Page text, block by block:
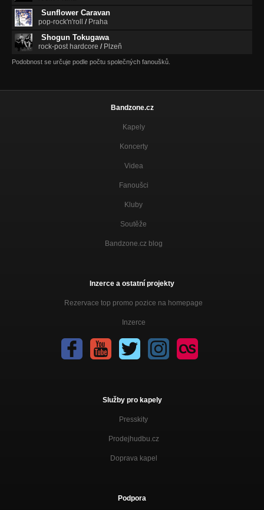
Sunflower Caravan
pop-rock'n'roll / Praha
Shogun Tokugawa
rock-post hardcore / Plzeň
Podobnost se určuje podle počtu společných fanoušků.
Bandzone.cz
Kapely
Koncerty
Videa
Fanoušci
Kluby
Soutěže
Bandzone.cz blog
Inzerce a ostatní projekty
Rezervace top promo pozice na homepage
Inzerce
Služby pro kapely
Presskity
Prodejhudbu.cz
Doprava kapel
Podpora